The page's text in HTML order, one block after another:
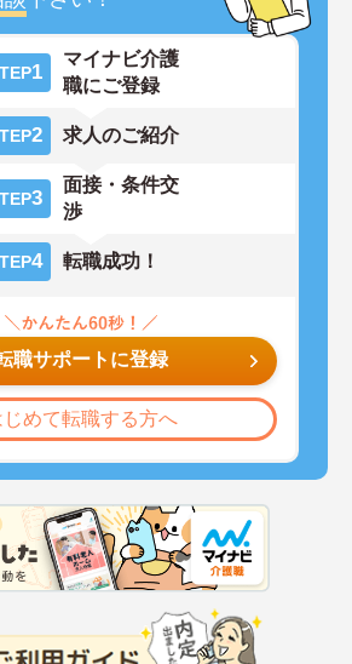
1
マイナビ介護
職にご登録
2 求人のご紹介
3
面接・条件交
渉
4 転職成功！
職サポートに登録
じめて転職する方へ